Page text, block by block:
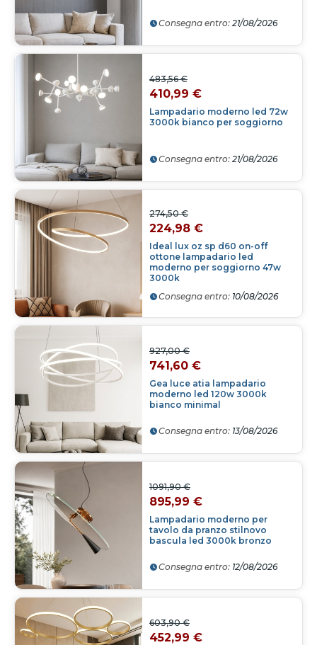
Consegna entro: 21/08/2026
Lampadario moderno led 72w
3000k bianco per soggiorno
483,56 €
410,99 €
Consegna entro: 21/08/2026
Ideal lux oz sp d60 on-off
ottone lampadario led
moderno per soggiorno 47w
3000k
274,50 €
224,98 €
Consegna entro: 10/08/2026
Gea luce atia lampadario
moderno led 120w 3000k
bianco minimal
927,00 €
741,60 €
Consegna entro: 13/08/2026
Lampadario moderno per
tavolo da pranzo stilnovo
bascula led 3000k bronzo
1091,90 €
895,99 €
Consegna entro: 12/08/2026
603,90 €
452,99 €